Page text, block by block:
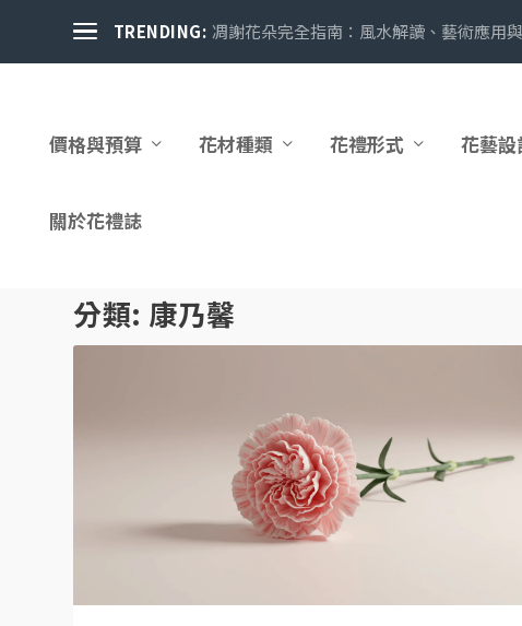
TRENDING: 凋謝花朵完全指南：風水解讀、藝術應用
價格與預算 花材種類 花禮形式 花藝設
關於花禮誌
分類: 康乃馨